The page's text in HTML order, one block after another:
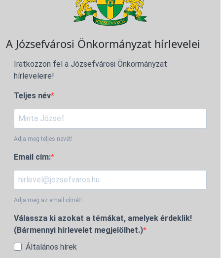
A Józsefvárosi Önkormányzat hírlevelei
Iratkozzon fel a Józsefvárosi Önkormányzat
hírleveleire!
Teljes név
Adja meg teljes nevét!
Email cím:
Adja meg az email címét!
Válassza ki azokat a témákat, amelyek érdeklik!
(Bármennyi hírlevelet megjelölhet.)
Általános hírek